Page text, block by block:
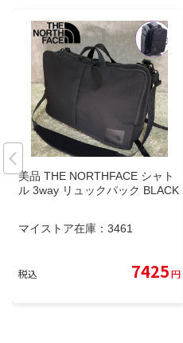
美品 THE NORTHFACE シャト
ル 3way リュックパック BLACK
マイストア在庫： 3461
税込 7425円